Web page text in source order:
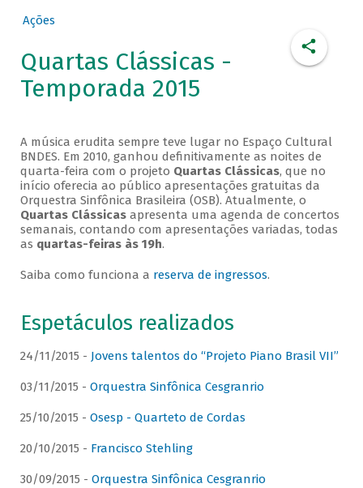
Ações
Quartas Clássicas -
Temporada 2015
A música erudita sempre teve lugar no Espaço Cultural
BNDES. Em 2010, ganhou definitivamente as noites de
quarta-feira com o projeto Quartas Clássicas, que no
início oferecia ao público apresentações gratuitas da
Orquestra Sinfônica Brasileira (OSB). Atualmente, o
Quartas Clássicasapresenta uma agenda de concertos
semanais, contando com apresentações variadas, todas
as quartas-feiras às 19h.
Saiba como funciona a reserva de ingressos.
Espetáculos realizados
24/11/2015 - Jovens talentos do “Projeto Piano Brasil VII”
03/11/2015 - Orquestra Sinfônica Cesgranrio
25/10/2015 - Osesp - Quarteto de Cordas
20/10/2015 - Francisco Stehling
30/09/2015 - Orquestra Sinfônica Cesgranrio